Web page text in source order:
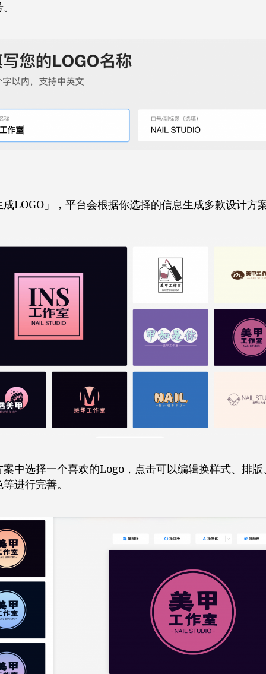
成LOGO」，平台会根据你选择的信息生成多款设计方
案中选择一个喜欢的Logo，点击可以编辑换样式、排版
进行完善。